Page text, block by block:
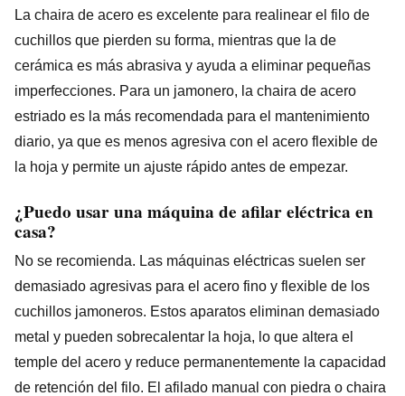
La chaira de acero es excelente para realinear el filo de
cuchillos que pierden su forma, mientras que la de
cerámica es más abrasiva y ayuda a eliminar pequeñas
imperfecciones. Para un jamonero, la chaira de acero
estriado es la más recomendada para el mantenimiento
diario, ya que es menos agresiva con el acero flexible de
la hoja y permite un ajuste rápido antes de empezar.
¿Puedo usar una máquina de afilar eléctrica en
casa?
No se recomienda. Las máquinas eléctricas suelen ser
demasiado agresivas para el acero fino y flexible de los
cuchillos jamoneros. Estos aparatos eliminan demasiado
metal y pueden sobrecalentar la hoja, lo que altera el
temple del acero y reduce permanentemente la capacidad
de retención del filo. El afilado manual con piedra o chaira